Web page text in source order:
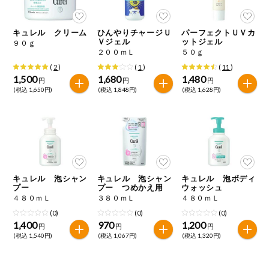
自動注文システム登録を修正する
くらしの定番品（毎週企画）
専門ショップサイト
パルコープ・よどがわ生協のサービス
パルコープ・よどがわ生協の情報サイト
ご利用ガイド
アプリのダウンロード
切り花・仏花
ティッシュ・
トイレットペ
衛生・生理用
品
洗濯・バス・
トイレ用品
住居・生活用
品
コスメ＆ボデ
ィケア
さけ さば ゼラチン
鶏肉 バナナ
マカダミアナッツ やまいも
アレルゲン情報は、商品企画時の情報のため、ご使用前には
必ず商品パッケージの表示をご確認ください。
特定原材料に準ずるものは、お取引先から情報提供のあった
範囲でのお知らせです。
キュレル クリーム
９０ｇ
( 2)
1,500 円
(税込 1,650円)
ひんやりチャージＵ
Ｖジェル
２００ｍＬ
( 1 )
1,680 円
(税込 1,848円)
パーフェクトＵＶカ
ットジェル
５０ｇ
( 11 )
1,480 円
(税込 1,628円)
キュレル 泡シャン
プー
４８０ｍＬ
(0)
1,400 円
(税込 1,540円)
キュレル 泡シャン
プー つめかえ用
３８０ｍＬ
(0)
970 円
(税込 1,067円)
キュレル 泡ボディ
ウォッシュ
４８０ｍＬ
(0)
1,200 円
(税込 1,320円)